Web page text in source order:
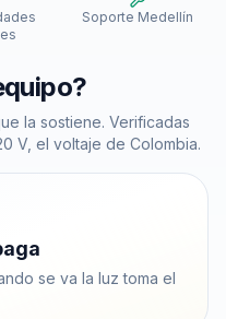
Soporte Medellín
la sostiene. Verificadas
V, el voltaje de Colombia.
se va la luz toma el